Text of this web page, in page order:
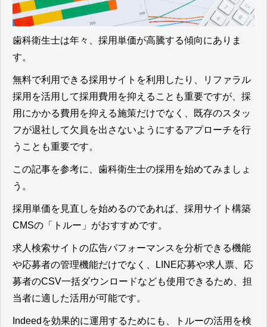
歯科衛生士は年々、採用単価が高騰する傾向にありま
す。
無料で利用できる採用サイトを利用したり、リファラル
採用を活用して採用費用を抑えることも重要ですが、採
用にかかる費用を抑える施策だけでなく、既存のスタッ
フが退社して欠員を出さないようにするアプローチを行
うことも重要です。
この記事を参考に、歯科衛生士の採用を始めてみましょ
う。
採用単価を見直しを始めるのであれば、採用サイト構築
CMSの「トルー」がおすすめです。
求人検索サイトの広告パフォーマンスを分析できる機能
や応募者の管理機能だけでなく、LINE応募や求人票、応
募者のCSV一括ダウンロードなども使用できるため、担
当者に適した活用が可能です。
Indeedを効果的に運用するためにも、トルーの活用を検